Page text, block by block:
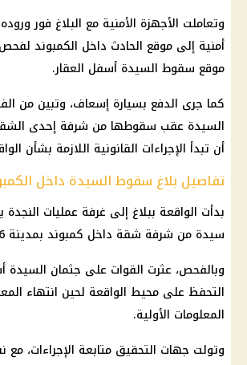
وتعاملت الأجهزة الأمنية مع البلاغ فور
أمنية إلى موقع الحادث داخل الكمبوند
موقع سقوط السيدة أسفل العقار.
كما جرى الدفع بسيارة إسعاف، وتبين من
السيدة عقب سقوطها من شرفة إحدى
أن تبدأ الإجراءات القانونية اللازمة بشأن
تفاصيل بلاغ سقوط السيدة داخل
بدأت الواقعة ببلاغ إلى غرفة عمليات
سيدة من شرفة شقة داخل كمبوند بمدينة 6 أكتوبر.
وبالفحص، عثرت القوات على جثمان السيدة
التحفظ على محيط الواقعة لحين انتهاء
المعلومات الأولية.
وتولت جهات التحقيق متابعة الإجراءات، مع